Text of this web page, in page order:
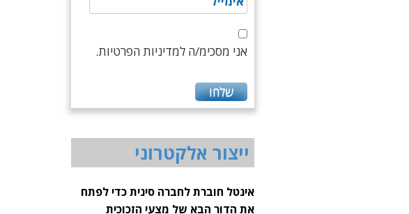
אני מסכימ/ה למדיניות הפרטיות.
ייצור אלקטרוני
אינטל חוברת לחברה סינית כדי לפתח
את הדור הבא של מצעי הזכוכית